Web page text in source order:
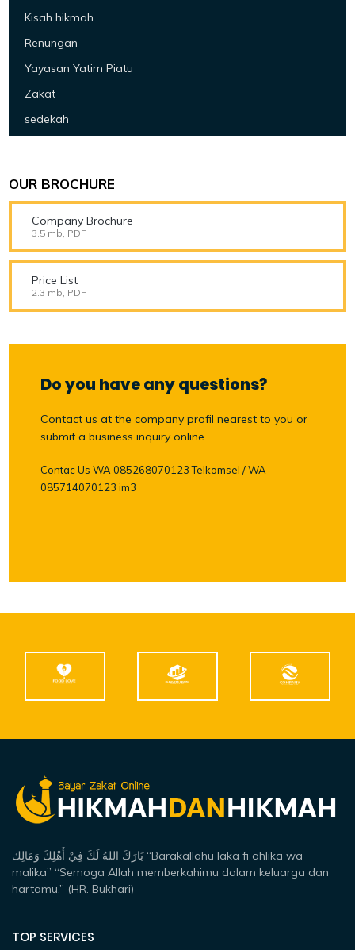
Kisah hikmah
Renungan
Yayasan Yatim Piatu
Zakat
sedekah
OUR BROCHURE
Company Brochure
3.5 mb, PDF
Price List
2.3 mb, PDF
Do you have any questions?
Contact us at the company profil nearest to you or
submit a business inquiry online
Contac Us WA 085268070123 Telkomsel / WA
085714070123 im3
بَارَكَ اللهُ لَكَ فِيْ أَهْلِكَ وَمَالِك “Barakallahu laka fi ahlika wa
malika” “Semoga Allah memberkahimu dalam keluarga dan
hartamu.” (HR. Bukhari)
TOP SERVICES